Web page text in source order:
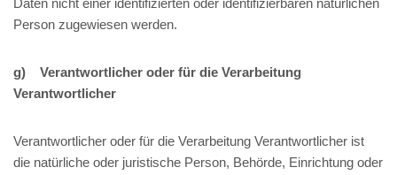
Daten nicht einer identifizierten oder identifizierbaren natürlichen
Person zugewiesen werden.
g) Verantwortlicher oder für die Verarbeitung
Verantwortlicher
Verantwortlicher oder für die Verarbeitung Verantwortlicher ist
die natürliche oder juristische Person, Behörde, Einrichtung oder